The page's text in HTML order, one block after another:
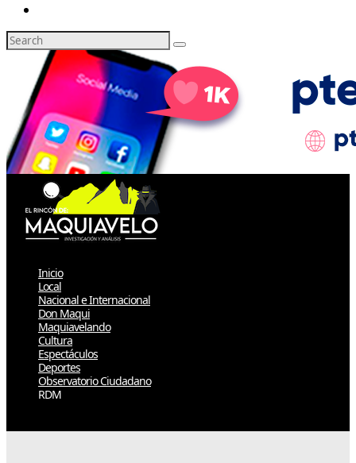
Inicio
Local
Nacional e Internacional
Don Maqui
Maquiavelando
Cultura
Espectáculos
Deportes
Observatorio Ciudadano
RDM